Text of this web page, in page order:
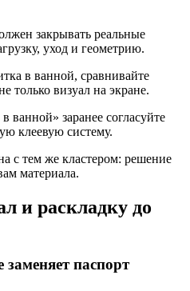
закрывать реальные
уход и геометрию.
в ванной, сравнивайте
только визуал на экране.
ванной» заранее согласуйте
клеевую систему.
с тем же кластером: решение
материала.
и раскладку до
паспорт